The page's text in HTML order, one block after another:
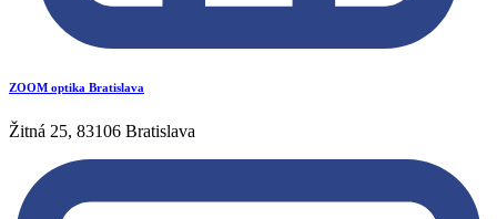
ZOOM optika Bratislava
Žitná 25, 83106 Bratislava